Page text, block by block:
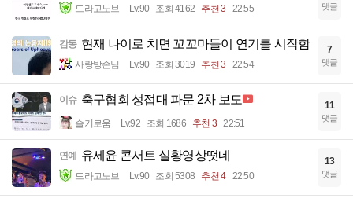
드라고노브 Lv.90 조회 4162 추천 3 22:55 댓글
감동 현재 나이로 치면 꼬꼬마들이 연기를 시작함
사랑방손님 Lv.90 조회 3019 추천 3 22:54
7
댓글
이슈 축구협회 성접대 파문 2차 보도
슬기로움 Lv.92 조회 1686 추천 3 22:51
11
댓글
연예 유세윤 콘서트 실황영상떳네
드라고노브 Lv.90 조회 5308 추천 4 22:50
13
댓글